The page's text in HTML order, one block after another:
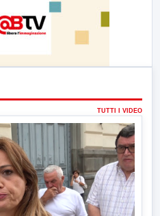
TUTTI I VIDEO